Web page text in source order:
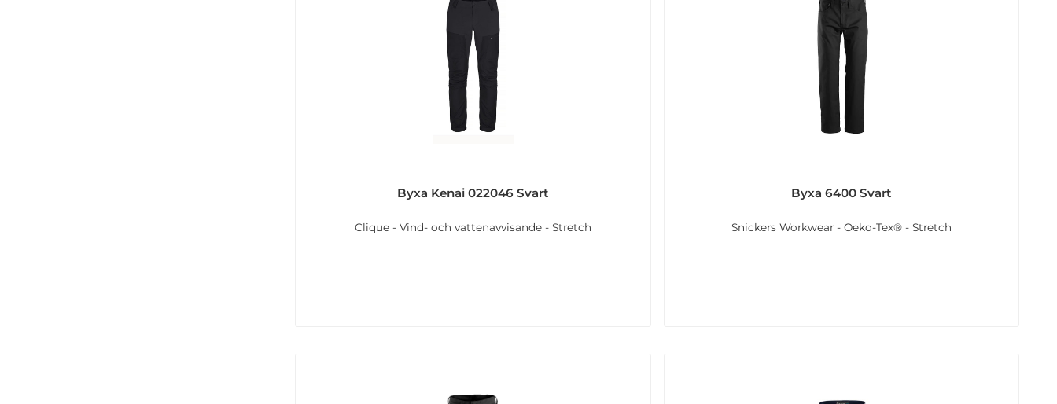
Byxa Kenai 022046 Svart
Clique - Vind- och vattenavvisande - Stretch
Byxa 6400 Svart
Snickers Workwear - Oeko-Tex® - Stretch